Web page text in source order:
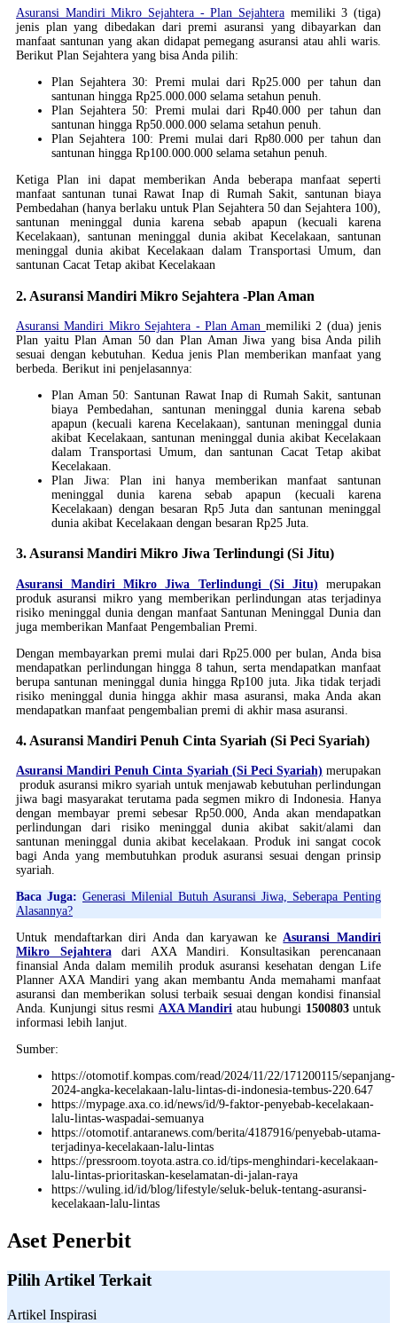
Asuransi Mandiri Mikro Sejahtera - Plan Sejahtera memiliki 3 (tiga)
jenis plan yang dibedakan dari premi asuransi yang dibayarkan dan
manfaat santunan yang akan didapat pemegang asuransi atau ahli waris.
Berikut Plan Sejahtera yang bisa Anda pilih:
Plan Sejahtera 30: Premi mulai dari Rp25.000 per tahun dan
santunan hingga Rp25.000.000 selama setahun penuh.
Plan Sejahtera 50: Premi mulai dari Rp40.000 per tahun dan
santunan hingga Rp50.000.000 selama setahun penuh.
Plan Sejahtera 100: Premi mulai dari Rp80.000 per tahun dan
santunan hingga Rp100.000.000 selama setahun penuh.
Ketiga Plan ini dapat memberikan Anda beberapa manfaat seperti
manfaat santunan tunai Rawat Inap di Rumah Sakit, santunan biaya
Pembedahan (hanya berlaku untuk Plan Sejahtera 50 dan Sejahtera 100),
santunan meninggal dunia karena sebab apapun (kecuali karena
Kecelakaan), santunan meninggal dunia akibat Kecelakaan, santunan
meninggal dunia akibat Kecelakaan dalam Transportasi Umum, dan
santunan Cacat Tetap akibat Kecelakaan
2. Asuransi Mandiri Mikro Sejahtera -Plan Aman
Asuransi Mandiri Mikro Sejahtera - Plan Aman memiliki 2 (dua) jenis
Plan yaitu Plan Aman 50 dan Plan Aman Jiwa yang bisa Anda pilih
sesuai dengan kebutuhan. Kedua jenis Plan memberikan manfaat yang
berbeda. Berikut ini penjelasannya:
Plan Aman 50: Santunan Rawat Inap di Rumah Sakit, santunan
biaya Pembedahan, santunan meninggal dunia karena sebab
apapun (kecuali karena Kecelakaan), santunan meninggal dunia
akibat Kecelakaan, santunan meninggal dunia akibat Kecelakaan
dalam Transportasi Umum, dan santunan Cacat Tetap akibat
Kecelakaan.
Plan Jiwa: Plan ini hanya memberikan manfaat santunan
meninggal dunia karena sebab apapun (kecuali karena
Kecelakaan) dengan besaran Rp5 Juta dan santunan meninggal
dunia akibat Kecelakaan dengan besaran Rp25 Juta.
3. Asuransi Mandiri Mikro Jiwa Terlindungi (Si Jitu)
Asuransi Mandiri Mikro Jiwa Terlindungi (Si Jitu) merupakan
produk asuransi mikro yang memberikan perlindungan atas terjadinya
risiko meninggal dunia dengan manfaat Santunan Meninggal Dunia dan
juga memberikan Manfaat Pengembalian Premi.
Dengan membayarkan premi mulai dari Rp25.000 per bulan, Anda bisa
mendapatkan perlindungan hingga 8 tahun, serta mendapatkan manfaat
berupa santunan meninggal dunia hingga Rp100 juta. Jika tidak terjadi
risiko meninggal dunia hingga akhir masa asuransi, maka Anda akan
mendapatkan manfaat pengembalian premi di akhir masa asuransi.
4. Asuransi Mandiri Penuh Cinta Syariah (Si Peci Syariah)
Asuransi Mandiri Penuh Cinta Syariah (Si Peci Syariah) merupakan
produk asuransi mikro syariah untuk menjawab kebutuhan perlindungan
jiwa bagi masyarakat terutama pada segmen mikro di Indonesia. Hanya
dengan membayar premi sebesar Rp50.000, Anda akan mendapatkan
perlindungan dari risiko meninggal dunia akibat sakit/alami dan
santunan meninggal dunia akibat kecelakaan. Produk ini sangat cocok
bagi Anda yang membutuhkan produk asuransi sesuai dengan prinsip
syariah.
Baca Juga: Generasi Milenial Butuh Asuransi Jiwa, Seberapa Penting
Alasannya?
Untuk mendaftarkan diri Anda dan karyawan keAsuransi Mandiri
Mikro Sejahteradari AXA Mandiri. Konsultasikan perencanaan
finansial Anda dalam memilih produk asuransi kesehatan dengan Life
Planner AXA Mandiri yang akan membantu Anda memahami manfaat
asuransi dan memberikan solusi terbaik sesuai dengan kondisi finansial
Anda. Kunjungi situs resmi AXA Mandiri atau hubungi 1500803untuk
informasi lebih lanjut.
Sumber:
https://otomotif.kompas.com/read/2024/11/22/171200115/sepanjang-
2024-angka-kecelakaan-lalu-lintas-di-indonesia-tembus-220.647
https://mypage.axa.co.id/news/id/9-faktor-penyebab-kecelakaan-
lalu-lintas-waspadai-semuanya
https://otomotif.antaranews.com/berita/4187916/penyebab-utama-
terjadinya-kecelakaan-lalu-lintas
https://pressroom.toyota.astra.co.id/tips-menghindari-kecelakaan-
lalu-lintas-prioritaskan-keselamatan-di-jalan-raya
https://wuling.id/id/blog/lifestyle/seluk-beluk-tentang-asuransi-
kecelakaan-lalu-lintas
Aset Penerbit
Pilih Artikel Terkait
Artikel Inspirasi